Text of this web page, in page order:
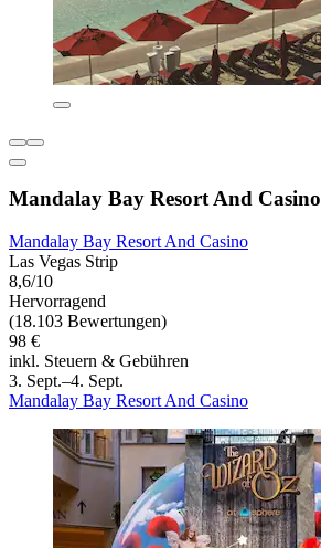
Mandalay Bay Resort And Casino
Mandalay Bay Resort And Casino
Las Vegas Strip
8,6/10
Hervorragend
(18.103 Bewertungen)
98 €
inkl. Steuern & Gebühren
3. Sept.–4. Sept.
Mandalay Bay Resort And Casino